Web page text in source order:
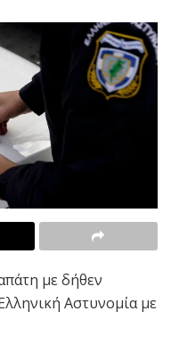
με δήθεν
Αστυνομία με